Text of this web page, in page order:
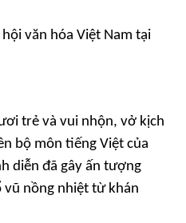
văn hóa Việt Nam tại
trẻ và vui nhộn, vở kịch
bộ môn tiếng Việt của
diễn đã gây ấn tượng
vũ nồng nhiệt từ khán